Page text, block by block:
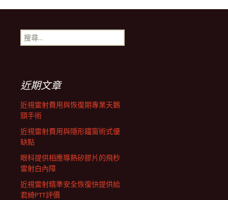
導
航
列
搜
尋
近期文章
近視雷射費用與恢復期專業天鵝
頸手術
近視雷射費用與隱形鐵窗術式優
缺點
眼科提供相應導熱矽膠片的飛秒
雷射白內障
近視雷射精準安全恢復快提供給
君綺PTT評價